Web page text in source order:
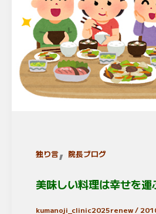
独り言, 院長ブログ
美味しい料理は幸せを運
kumanoji_clinic2025renew/